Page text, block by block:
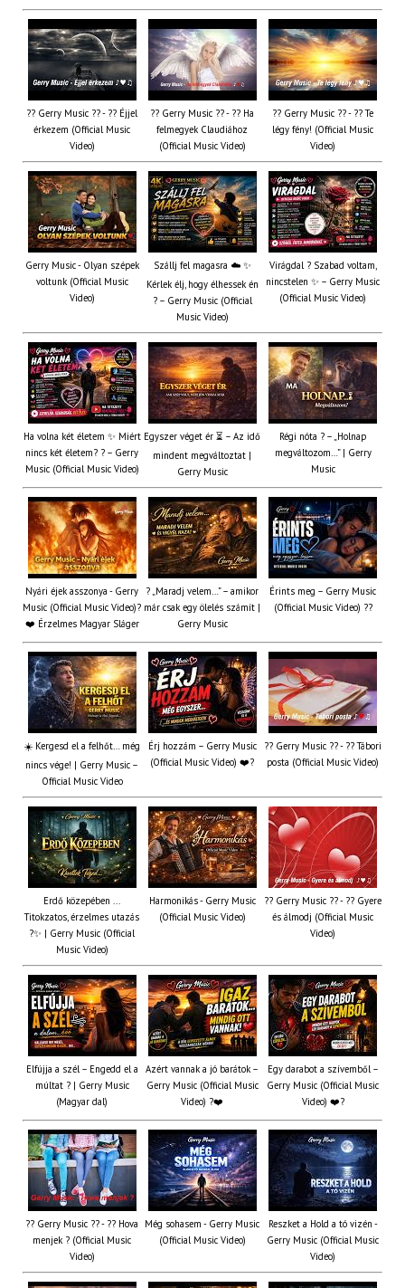
?? Gerry Music ?? - ?? Éjjel
érkezem (Official Music
Video)
?? Gerry Music ?? - ?? Ha
felmegyek Claudiához
(Official Music Video)
?? Gerry Music ?? - ?? Te
légy fény! (Official Music
Video)
Gerry Music - Olyan szépek
voltunk (Official Music
Video)
Szállj fel magasra ☁️ ✨
Kérlek élj, hogy élhessek én
? – Gerry Music (Official
Music Video)
Virágdal ? Szabad voltam,
nincstelen ✨ – Gerry Music
(Official Music Video)
Ha volna két életem ✨ Miért
nincs két életem? ? – Gerry
Music (Official Music Video)
Egyszer véget ér ⏳ – Az idő
mindent megváltoztat |
Gerry Music
Régi nóta ? – „Holnap
megváltozom…” | Gerry
Music
Nyári éjek asszonya - Gerry
Music (Official Music Video)?
❤️ Érzelmes Magyar Sláger
? „Maradj velem…” – amikor
már csak egy ölelés számít |
Gerry Music
Érints meg – Gerry Music
(Official Music Video) ??
☀️ Kergesd el a felhőt… még
nincs vége! | Gerry Music –
Official Music Video
Érj hozzám – Gerry Music
(Official Music Video) ❤️?
?? Gerry Music ?? - ?? Tábori
posta (Official Music Video)
Erdő közepében ...
Titokzatos, érzelmes utazás
?✨ | Gerry Music (Official
Music Video)
Harmonikás - Gerry Music
(Official Music Video)
?? Gerry Music ?? - ?? Gyere
és álmodj (Official Music
Video)
Elfújja a szél – Engedd el a
múltat ? | Gerry Music
(Magyar dal)
Azért vannak a jó barátok –
Gerry Music (Official Music
Video) ?❤️
Egy darabot a szívemből –
Gerry Music (Official Music
Video) ❤️?
?? Gerry Music ?? - ?? Hova
menjek ? (Official Music
Video)
Még sohasem - Gerry Music
(Official Music Video)
Reszket a Hold a tó vizén -
Gerry Music (Official Music
Video)